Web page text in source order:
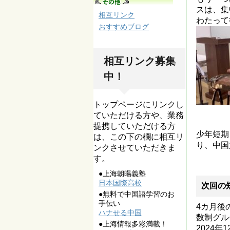
スは、
わたっ
少年短
り、中
次回の
4カ月後
数制グ
2024年
相互リンク
おすすめブログ
相互リンク募集
中！
トップページにリンクし
ていただける方や、業務
提携していただける方
は、この下の欄に相互リ
ンクさせていただきま
す。
●上海朝暘義塾
日本国際高校
●無料で中国語学習のお
手伝い
ハナせる中国
●上海情報多彩満載！